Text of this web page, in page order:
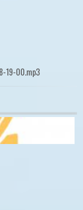
19-00.mp3